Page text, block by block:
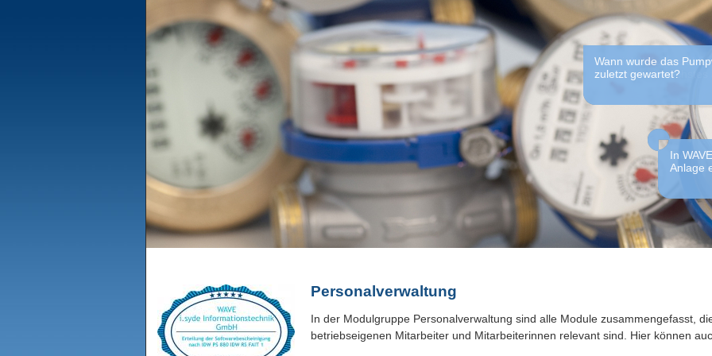
Wie viele
brauchen wir nächstes
Die
liefert
Wann wurde das
zuletzt gewartet?
In
Anlage
Personalverwaltung
In der Modulgruppe Personalverwaltung sind alle Module zusammengefasst,
betriebseigenen Mitarbeiter und Mitarbeiterinnen relevant sind. Hier können